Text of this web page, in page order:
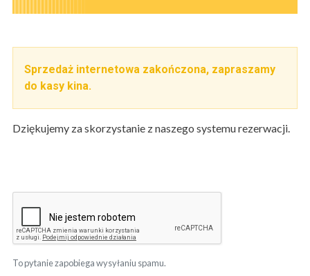
Sprzedaż internetowa zakończona, zapraszamy
do kasy kina.
Dziękujemy za skorzystanie z naszego systemu rezerwacji.
To pytanie zapobiega wysyłaniu spamu.